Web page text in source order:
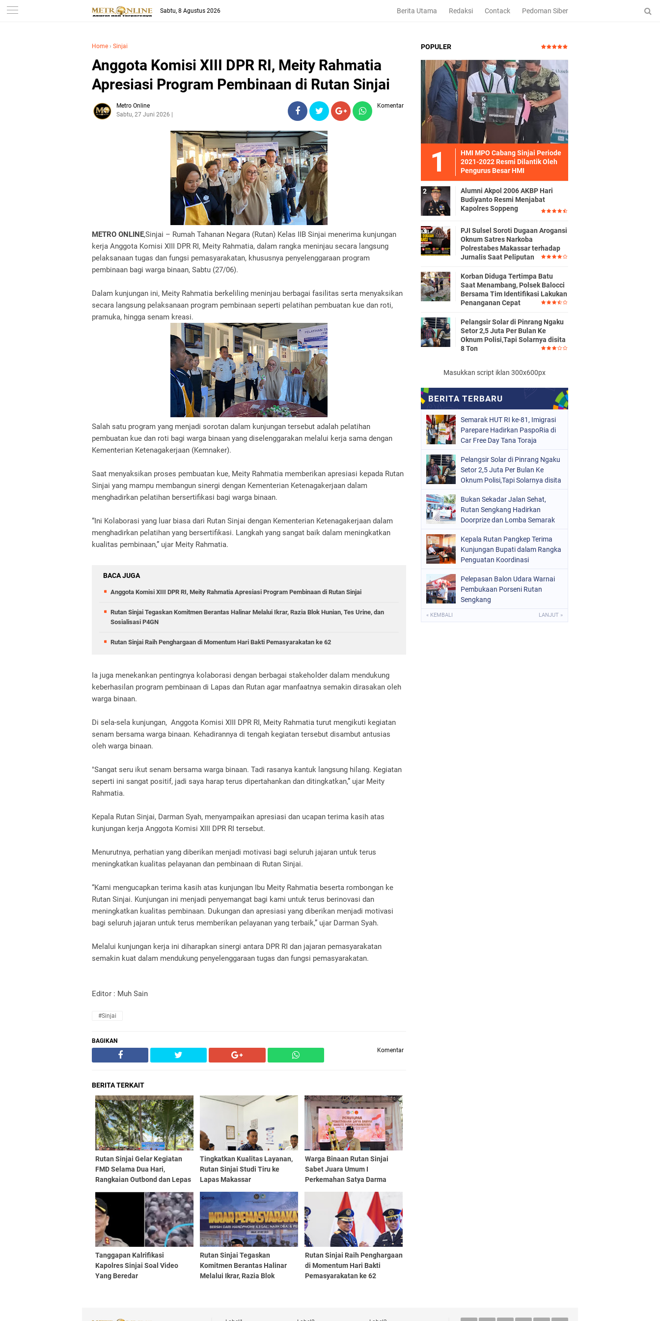
Sabtu, 8 Agustus 2026 Berita Utama Redaksi Contack Pedoman Siber
Home › Sinjai
Anggota Komisi XIII DPR RI, Meity Rahmatia
Apresiasi Program Pembinaan di Rutan Sinjai
Metro Online
Sabtu, 27 Juni 2026
Komentar
METRO ONLINE,Sinjai – Rumah Tahanan Negara (Rutan) Kelas IIB Sinjai menerima kunjungan
kerja Anggota Komisi XIII DPR RI, Meity Rahmatia, dalam rangka meninjau secara langsung
pelaksanaan tugas dan fungsi pemasyarakatan, khususnya penyelenggaraan program
pembinaan bagi warga binaan, Sabtu (27/06).
Dalam kunjungan ini, Meity Rahmatia berkeliling meninjau berbagai fasilitas serta menyaksikan
secara langsung pelaksanaan program pembinaan seperti pelatihan pembuatan kue dan roti,
pramuka, hingga senam kreasi.
Salah satu program yang menjadi sorotan dalam kunjungan tersebut adalah pelatihan
pembuatan kue dan roti bagi warga binaan yang diselenggarakan melalui kerja sama dengan
Kementerian Ketenagakerjaan (Kemnaker).
Saat menyaksikan proses pembuatan kue, Meity Rahmatia memberikan apresiasi kepada Rutan
Sinjai yang mampu membangun sinergi dengan Kementerian Ketenagakerjaan dalam
menghadirkan pelatihan bersertifikasi bagi warga binaan.
“Ini Kolaborasi yang luar biasa dari Rutan Sinjai dengan Kementerian Ketenagakerjaan dalam
menghadirkan pelatihan yang bersertifikasi. Langkah yang sangat baik dalam meningkatkan
kualitas pembinaan,” ujar Meity Rahmatia.
BACA JUGA
Anggota Komisi XIII DPR RI, Meity Rahmatia Apresiasi Program Pembinaan di Rutan Sinjai
Rutan Sinjai Tegaskan Komitmen Berantas Halinar Melalui Ikrar, Razia Blok Hunian, Tes Urine, dan
Sosialisasi P4GN
Rutan Sinjai Raih Penghargaan di Momentum Hari Bakti Pemasyarakatan ke 62
Ia juga menekankan pentingnya kolaborasi dengan berbagai stakeholder dalam mendukung
keberhasilan program pembinaan di Lapas dan Rutan agar manfaatnya semakin dirasakan oleh
warga binaan.
Di sela-sela kunjungan, Anggota Komisi XIII DPR RI, Meity Rahmatia turut mengikuti kegiatan
senam bersama warga binaan. Kehadirannya di tengah kegiatan tersebut disambut antusias
oleh warga binaan.
"Sangat seru ikut senam bersama warga binaan. Tadi rasanya kantuk langsung hilang. Kegiatan
seperti ini sangat positif, jadi saya harap terus dipertahankan dan ditingkatkan,” ujar Meity
Rahmatia.
Kepala Rutan Sinjai, Darman Syah, menyampaikan apresiasi dan ucapan terima kasih atas
kunjungan kerja Anggota Komisi XIII DPR RI tersebut.
Menurutnya, perhatian yang diberikan menjadi motivasi bagi seluruh jajaran untuk terus
meningkatkan kualitas pelayanan dan pembinaan di Rutan Sinjai.
“Kami mengucapkan terima kasih atas kunjungan Ibu Meity Rahmatia beserta rombongan ke
Rutan Sinjai. Kunjungan ini menjadi penyemangat bagi kami untuk terus berinovasi dan
meningkatkan kualitas pembinaan. Dukungan dan apresiasi yang diberikan menjadi motivasi
bagi seluruh jajaran untuk terus memberikan pelayanan yang terbaik,” ujar Darman Syah.
Melalui kunjungan kerja ini diharapkan sinergi antara DPR RI dan jajaran pemasyarakatan
semakin kuat dalam mendukung penyelenggaraan tugas dan fungsi pemasyarakatan.
Editor : Muh Sain
#Sinjai
BAGIKAN
Komentar
BERITA TERKAIT
Rutan Sinjai Gelar Kegiatan
FMD Selama Dua Hari,
Rangkaian Outbond dan Lepas
Kebersamaan Jajaran
Tingkatkan Kualitas Layanan,
Rutan Sinjai Studi Tiru ke
Lapas Makassar
Warga Binaan Rutan Sinjai
Sabet Juara Umum I
Perkemahan Satya Darma
Tanggapan Kalrifikasi
Kapolres Sinjai Soal Video
Yang Beredar
Rutan Sinjai Tegaskan
Komitmen Berantas Halinar
Melalui Ikrar, Razia Blok
Rutan Sinjai Raih Penghargaan
di Momentum Hari Bakti
Pemasyarakatan ke 62
POPULER
HMI MPO Cabang Sinjai Periode
2021-2022 Resmi Dilantik Oleh
Pengurus Besar HMI
Alumni Akpol 2006 AKBP Hari
Budiyanto Resmi Menjabat
Kapolres Soppeng
PJI Sulsel Soroti Dugaan Arogansi
Oknum Satres Narkoba
Polrestabes Makassar terhadap
Jurnalis Saat Peliputan
Korban Diduga Tertimpa Batu
Saat Menambang, Polsek Balocci
Bersama Tim Identifikasi Lakukan
Penanganan Cepat
Pelangsir Solar di Pinrang Ngaku
Setor 2,5 Juta Per Bulan Ke
Oknum Polisi,Tapi Solarnya disita
8 Ton
Masukkan script iklan 300x600px
Semarak HUT RI ke-81, Imigrasi
Parepare Hadirkan PaspoRia di
Car Free Day Tana Toraja
Pelangsir Solar di Pinrang Ngaku
Setor 2,5 Juta Per Bulan Ke
Oknum Polisi,Tapi Solarnya disita
Bukan Sekadar Jalan Sehat,
Rutan Sengkang Hadirkan
Doorprize dan Lomba Semarak
Kepala Rutan Pangkep Terima
Kunjungan Bupati dalam Rangka
Penguatan Koordinasi
Pelepasan Balon Udara Warnai
Pembukaan Porseni Rutan
Sengkang
« KEMBALI LANJUT »